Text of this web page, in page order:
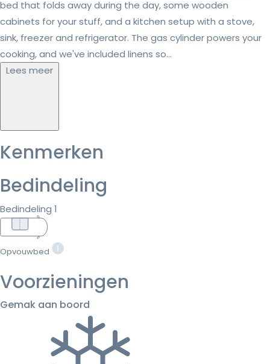
bed that folds away during the day, some wooden
cabinets for your stuff, and a kitchen setup with a stove,
sink, freezer and refrigerator. The gas cylinder powers your
cooking, and we've included linens so...
Lees meer
Kenmerken
Bedindeling
Bedindeling 1
Opvouwbed
Voorzieningen
Gemak aan boord